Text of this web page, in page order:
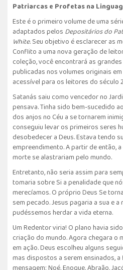
Patriarcas e Profetas na
Este é o primeiro volume de uma
adaptados pelos Depositários do
White. Seu objetivo é esclarecer as
Conflito a uma nova geração de
coleção, você encontrará as
publicadas nos volumes originais
acessível para os leitores do século
Satanás saiu como vencedor no
pensava. Tinha sido bem-sucedido
dos anjos no Céu a se tornarem
conseguiu levar os primeiros seres
desobedecer a Deus. Estava tendo
empreendimento. A partir de então,
morte se alastrariam pelo mundo.
Entretanto, não seria assim para
tomaria sobre Si a penalidade que
merecíamos. O próprio Deus Se
sem pecado. Jesus pagaria a sua e
pudéssemos herdar a vida eterna.
Um Redentor viria! O plano havia
criação do mundo. Agora chegara o
em ação. Deus escolheu alguns
mas dispostos a serem ensinados, a
mensagem: Noé, Enoque, Abraão,